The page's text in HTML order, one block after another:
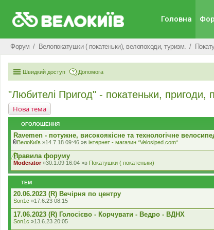
Головна
Форум Велопокатушки ( покатеньки), велопоходи, туризм.
Швидкий доступ Допомога
"Любителі Пригод" - покатеньки, пригоди,
Нова тема
ОГОЛОШЕННЯ
Ravemen - потужне, високоякісне та технологічне
к
л
а
д
н
я
ВелоКиїв »14.7.18 09:46 »в iнтернет - магазин *Velosiped.com*
Правила форуму
Moderator»30.1.09 16:04 »в Покатушки ( покатеньки)
ТЕМ
20.06.2023 (R) Вечірня по центру
Son1c »17.6.23 08:15
17.06.2023 (R) Голосієво - Корчувати - Ведро - ВДНХ
Son1c »13.6.23 20:05